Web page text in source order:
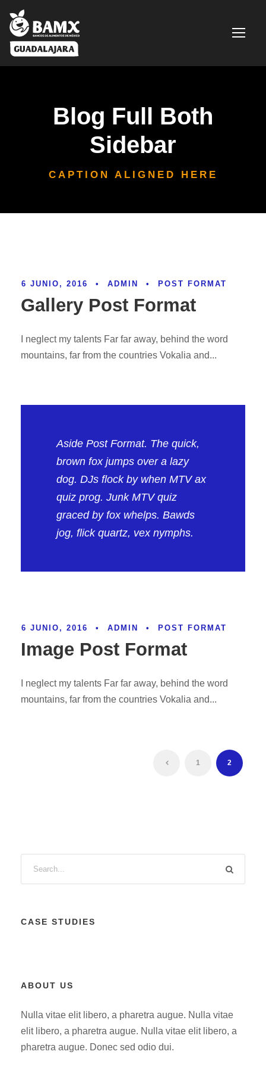
Blog Full Both
Sidebar
CAPTION ALIGNED HERE
6 JUNIO, 2016 • ADMIN • POST FORMAT
Gallery Post Format
I neglect my talents Far far away, behind the word
mountains, far from the countries Vokalia and...
Aside Post Format. The quick,
brown fox jumps over a lazy
dog. DJs flock by when MTV ax
quiz prog. Junk MTV quiz
graced by fox whelps. Bawds
jog, flick quartz, vex nymphs.
6 JUNIO, 2016 • ADMIN • POST FORMAT
Image Post Format
I neglect my talents Far far away, behind the word
mountains, far from the countries Vokalia and...
1 2
CASE STUDIES
ABOUT US
Nulla vitae elit libero, a pharetra augue. Nulla vitae
elit libero, a pharetra augue. Nulla vitae elit libero, a
pharetra augue. Donec sed odio dui.